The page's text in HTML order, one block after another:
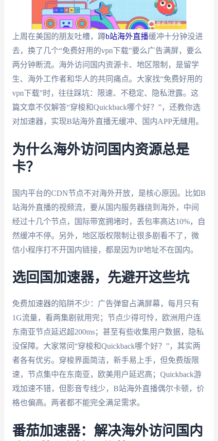
上周在美国的朋友吐槽，蹲b站海外直播缓冲十分钟没进
去，换了几个“免费好用的vpn下载”要么广告满屏，要么
两分钟断流。海外访问国内资源卡、地区限制，是留学
生、海外工作者和华人的共同痛点。大家找“免费好用的
vpn下载”时，往往踩坑：限速、不稳定、隐私泄露。这
篇文章不仅解答“穿梭和Quickback哪个好？”，还教你选
对加速器，实现B站海外直播无缓冲、国内APP无缝用。
为什么海外访问国内资源总是
卡？
国内平台的CDN节点不对海外开放，是核心原因。比如B
站海外直播的视频流，要从国内服务器绕到海外，中间
经过十几个节点，国际带宽拥堵时，丢包率高达10%，自
然缓冲不停。另外，地区版权限制让很多剧看不了，微
信小程序打不开国内链接，都是因为IP地址不在国内。
选回国加速器，先避开这些坑
免费加速器的陷阱不少：广告弹窗占满屏幕，每月只有
1G流量，看两集剧就用完；节点少得可怜，欧洲用户连
东南亚节点延迟超200ms；甚至有些收集用户数据，隐私
没保障。大家常问“穿梭和Quickback哪个好？”，其实两
者各有优劣。穿梭界面简洁，新手易上手，但免费版限
速，节点集中在东南亚，欧美用户延迟高；Quickback游
戏加速不错，但影音专线少，B站海外直播偶尔卡顿，价
格也偏高。两者都不能完全满足需求。
番茄加速器：解决海外访问国内